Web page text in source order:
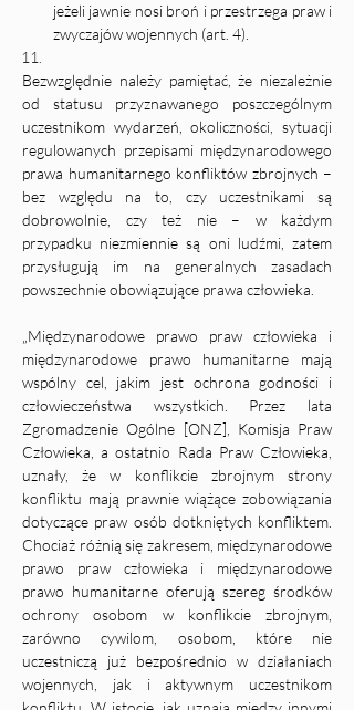
jeżeli jawnie nosi broń i przestrzega praw i
zwyczajów wojennych (art. 4).
Bezwzględnie należy pamiętać, że niezależnie
od statusu przyznawanego poszczególnym
uczestnikom wydarzeń, okoliczności, sytuacji
regulowanych przepisami międzynarodowego
prawa humanitarnego konfliktów zbrojnych –
bez względu na to, czy uczestnikami są
dobrowolnie, czy też nie – w każdym
przypadku niezmiennie są oni ludźmi, zatem
przysługują im na generalnych zasadach
powszechnie obowiązujące prawa człowieka.
„Międzynarodowe prawo praw człowieka i
międzynarodowe prawo humanitarne mają
wspólny cel, jakim jest ochrona godności i
człowieczeństwa wszystkich. Przez lata
Zgromadzenie Ogólne [ONZ], Komisja Praw
Człowieka, a ostatnio Rada Praw Człowieka,
uznały, że w konflikcie zbrojnym strony
konfliktu mają prawnie wiążące zobowiązania
dotyczące praw osób dotkniętych konfliktem.
Chociaż różnią się zakresem, międzynarodowe
prawo praw człowieka i międzynarodowe
prawo humanitarne oferują szereg środków
ochrony osobom w konflikcie zbrojnym,
zarówno cywilom, osobom, które nie
uczestniczą już bezpośrednio w działaniach
wojennych, jak i aktywnym uczestnikom